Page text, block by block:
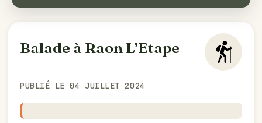
Balade à Raon L’Etape
PUBLIÉ LE 04 JUILLET 2024